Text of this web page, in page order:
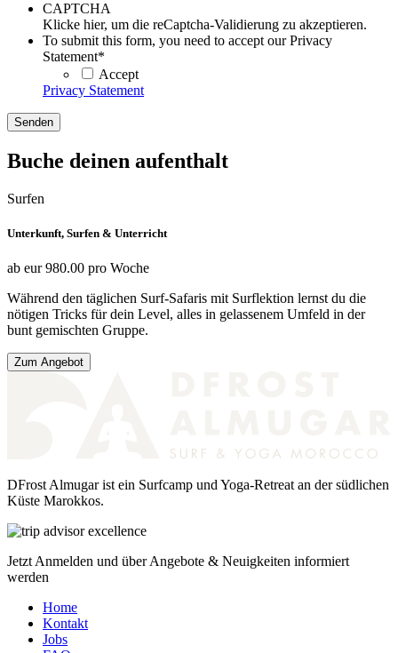
CAPTCHA
Klicke hier, um die reCaptcha-Validierung zu akzeptieren.
To submit this form, you need to accept our Privacy
Statement*
Accept
Privacy Statement
Senden
Buche deinen aufenthalt
Surfen
Unterkunft, Surfen & Unterricht
ab eur 980.00 pro Woche
Während den täglichen Surf-Safaris mit Surflektion lernst du die
nötigen Tricks für dein Level, alles in gelassenem Umfeld in der
bunt gemischten Gruppe.
Zum Angebot
DFrost Almugar ist ein Surfcamp und Yoga-Retreat an der südlichen
Küste Marokkos.
Jetzt Anmelden und über Angebote & Neuigkeiten informiert
werden
Home
Kontakt
Jobs